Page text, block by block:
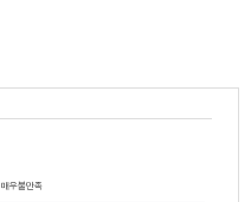
매우불만족